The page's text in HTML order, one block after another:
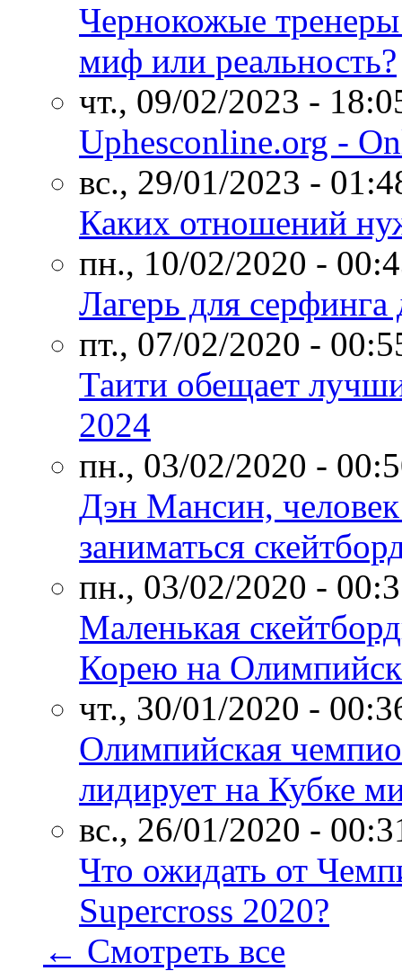
Чернокожые
миф или реальность?
чт., 09/02/2023 -
Uphesconline.org -
вс., 29/01/2023 -
Каких отношений
пн., 10/02/2020 -
Лагерь для
пт., 07/02/2020 -
Таити обещает
2024
пн., 03/02/2020 -
Дэн Мансин,
заниматься
пн., 03/02/2020 -
Маленькая
Корею на
чт., 30/01/2020 -
Олимпийская
лидирует на Кубке
вс., 26/01/2020 -
Что ожидать от
Supercross 2020?
← Смотреть все